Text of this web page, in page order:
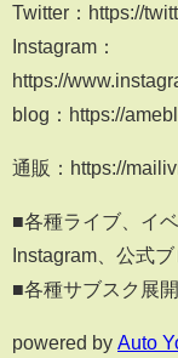
Twitter：https://
Instagram：
https://
blog：https://
通販：https://
■各種ライブ、イ
Instagram、公式
■各種サブスク展
powered by Auto